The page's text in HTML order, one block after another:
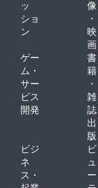
ッ
ショ
ン
像
・
映
画
ゲー
ム・
サー
ビス
開発
書
籍
・
雑
誌
出
版
ビジ
ネ
ス・
ビ
ュ
ー